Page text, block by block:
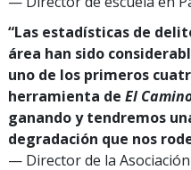
“Las estadísticas de
área han sido
uno de los primeros
herramienta de El
ganando y tendremos
degradación que nos
— Director de la